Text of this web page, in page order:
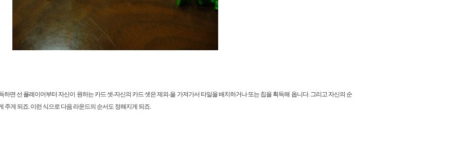
면 선 플레이어부터 자신이 원하는 카드 셋-자신의 카드 셋은 제외-을 가져가서 타일을 배치하거나 또는 칩을 획득해 옵니다. 그리고 자신의 순
주게 되죠. 이런 식으로 다음 라운드의 순서도 정해지게 되죠.